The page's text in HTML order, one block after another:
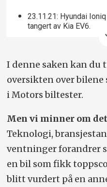
23.11.21: Hyundai
tangert av Kia EV6.
01.07.22: Renault
03.11.22: Endringer for
Mustang Mach-E, etter
BMW iX3 etter en ny
08.12.22: BMW i4
fjerdeplass. Mercedes
13.01.22: Mercedes
Mazda MX-30 faller ut.
I denne saken kan du
oversikten over
i Motors biltester.
Men vi minner om
Teknologi,
ventninger forandrer
en bil som fikk
blitt vurdert på en